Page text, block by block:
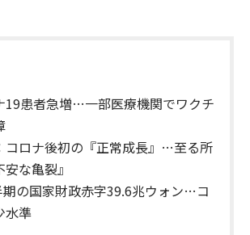
19患者急増…一部医療機関でワクチ
コロナ後初の『正常成長』…至る所
な亀裂』
の国家財政赤字39.6兆ウォン…コ
水準